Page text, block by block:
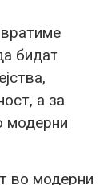
бидат
а за
модерни
во модерни